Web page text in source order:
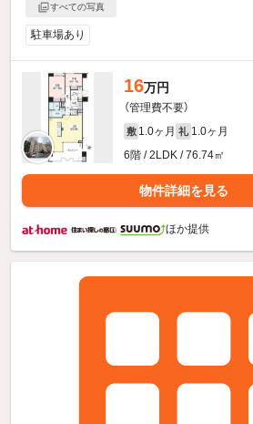
すべての写真
駐車場あり
16万円
（管理費不要）
敷 1.0ヶ月 礼 1.0ヶ月
6階 / 2LDK / 76.74㎡
物件詳細を見る
ほか提供